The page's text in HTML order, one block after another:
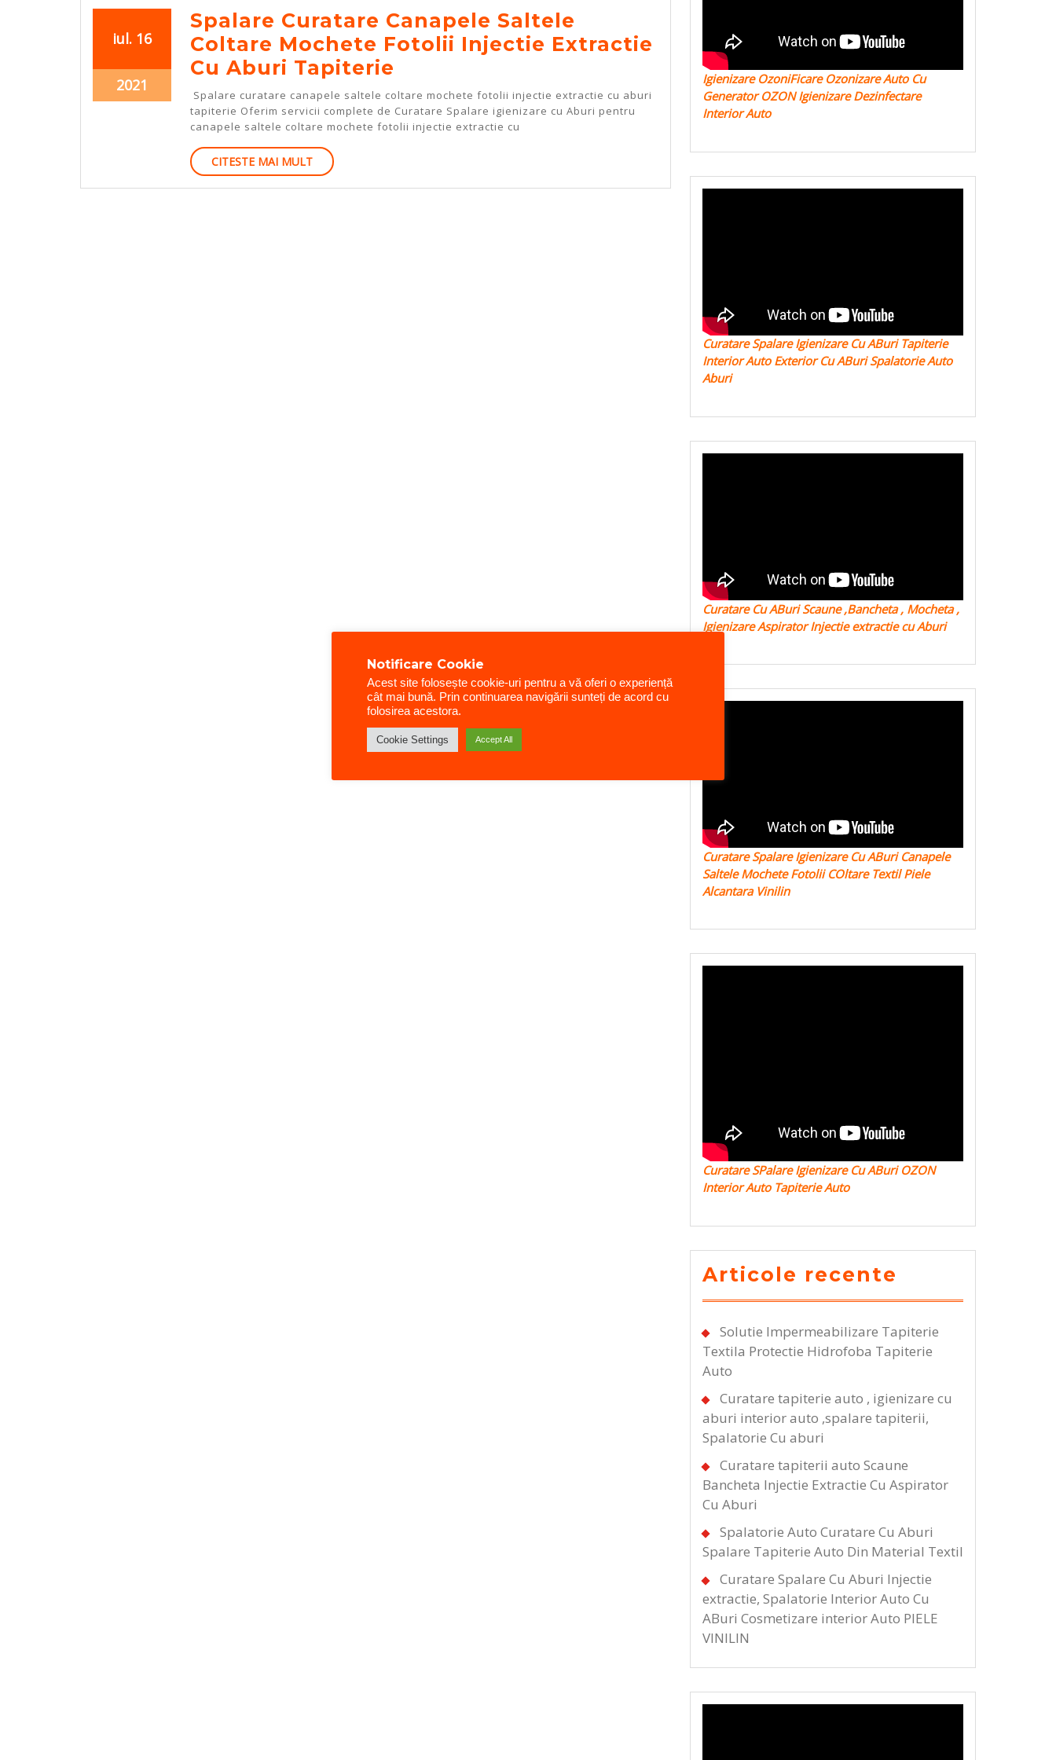
iul. iulie
2021
16iulie
2021
16,
Spalare Curatare Canapele Saltele
Coltare Mochete Fotolii Injectie Extractie
Cu Aburi Tapiterie
Curatare
Canapele
Saltele
Mochete
Spalare curatare canapele saltele coltare mochete fotolii injectie extractie cu aburi
tapiterie Oferim servicii complete de Curatare Spalare igienizare cu Aburi pentru
canapele saltele coltare mochete fotolii injectie extractie cu
CITESTE MAI MULTCITESTE
MAI
MULT
Igienizare OzoniFicare Ozonizare Auto Cu
Generator OZON Igienizare Dezinfectare
Interior Auto
Curatare Spalare Igienizare Cu ABuri Tapiterie
Interior Auto Exterior Cu ABuri Spalatorie Auto
Aburi
Curatare Cu ABuri Scaune ,Bancheta , Mocheta ,
Igienizare Aspirator Injectie extractie cu Aburi
Curatare Spalare Igienizare Cu ABuri Canapele
Saltele Mochete Fotolii COltare Textil Piele
Alcantara Vinilin
Curatare SPalare Igienizare Cu ABuri OZON
Interior Auto Tapiterie Auto
Articole recente
Solutie Impermeabilizare Tapiterie
Textila Protectie Hidrofoba Tapiterie
Auto
Curatare tapiterie auto , igienizare cu
aburi interior auto ,spalare tapiterii,
Spalatorie Cu aburi
Curatare tapiterii auto Scaune
Bancheta Injectie Extractie Cu Aspirator
Cu Aburi
Spalatorie Auto Curatare Cu Aburi
Spalare Tapiterie Auto Din Material Textil
Curatare Spalare Cu Aburi Injectie
extractie, Spalatorie Interior Auto Cu
ABuri Cosmetizare interior Auto PIELE
VINILIN
Notificare Cookie
Acest site folosește cookie-uri pentru a vă oferi o experiență
cât mai bună. Prin continuarea navigării sunteți de acord cu
folosirea acestora.
Cookie Settings Accept All